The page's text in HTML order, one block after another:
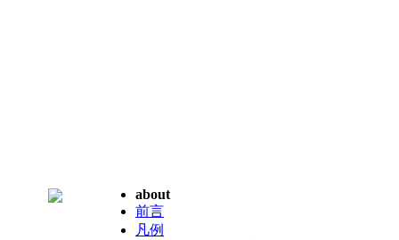
about
前言
凡例